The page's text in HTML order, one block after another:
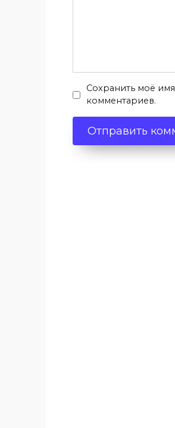
Сохранить моё
комментариев.